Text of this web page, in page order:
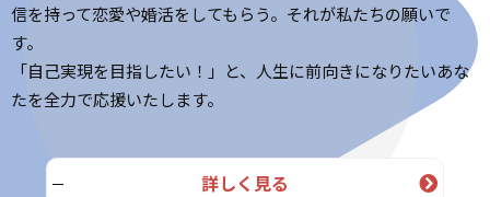
信を持って恋愛や婚活をしてもらう。それが私たちの願いで
す。
「自己実現を目指したい！」と、人生に前向きになりたいあな
たを全力で応援いたします。
詳しく見る